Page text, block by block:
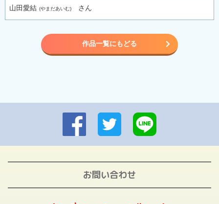
山田愛結 さん
作品一覧にもどる
お問い合わせ